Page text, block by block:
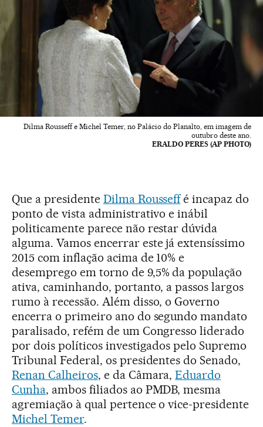
Dilma Rousseff e Michel Temer, no Palácio do Planalto, em imagem de
outubro deste ano.
ERALDO PERES (AP PHOTO)
Que a presidente Dilma Rousseffé incapaz do
ponto de vista administrativo e inábil
politicamente parece não restar dúvida
alguma. Vamos encerrar este já extensíssimo
2015 com inflação acima de 10% e
desemprego em torno de 9,5% da população
ativa, caminhando, portanto, a passos largos
rumo à recessão. Além disso, o Governo
encerra o primeiro ano do segundo mandato
paralisado, refém de um Congresso liderado
por dois políticos investigados pelo Supremo
Tribunal Federal, os presidentes do Senado,
Renan Calheiros, e da Câmara,Eduardo
Cunha, ambos filiados ao PMDB, mesma
agremiação à qual pertence o vice-presidente
Michel Temer.